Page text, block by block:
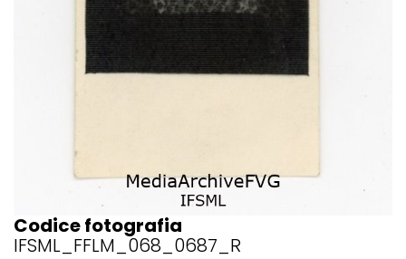
Codice fotografia
IFSML_FFLM_068_0687_R